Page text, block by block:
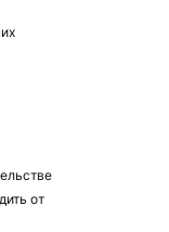
от